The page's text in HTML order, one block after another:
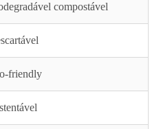
compostável
friendly